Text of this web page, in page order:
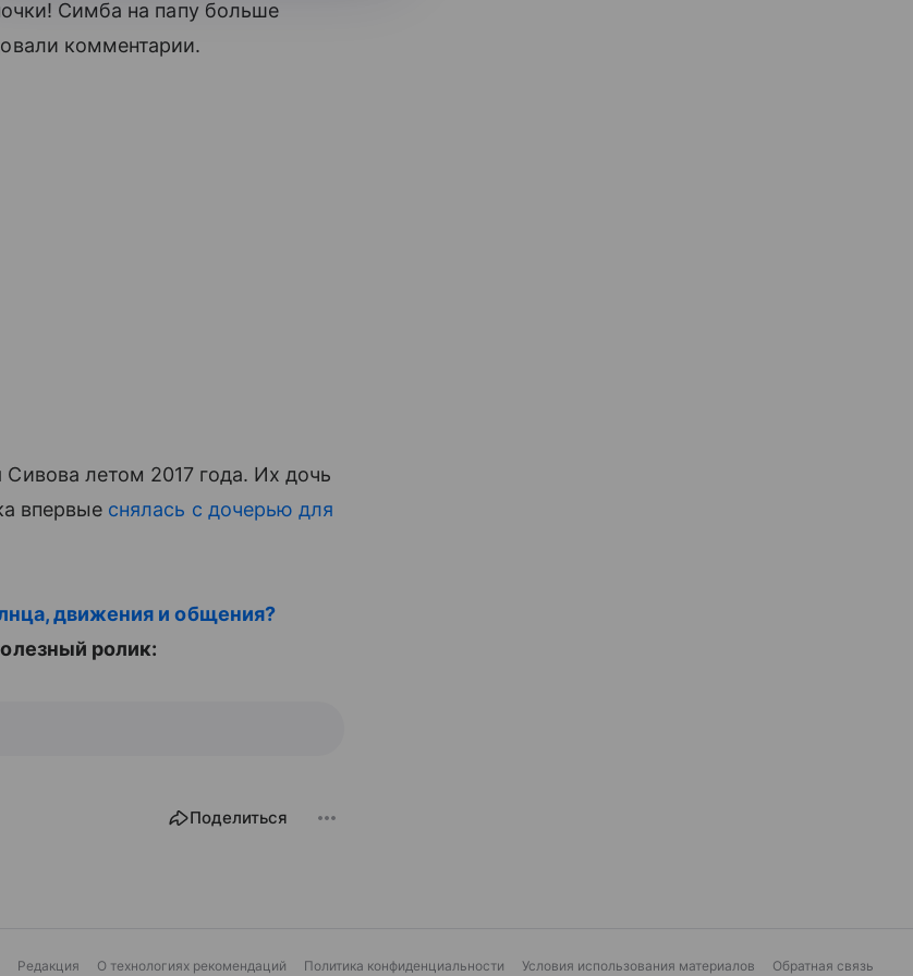
Симба на папу больше
комментарии.
летом 2017 года. Их дочь
впервые снялась с дочерью для
движения и общения?
ролик:
Поделиться
Редакция О технологиях рекомендаций Политика конфиденциальности Условия использования материалов Обратная связь